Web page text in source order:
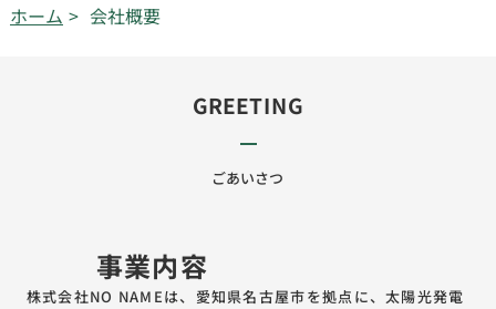
ホーム > 会社概要
GREETING
ごあいさつ
事業内容
株式会社NO NAMEは、愛知県名古屋市を拠点に、太陽光発電